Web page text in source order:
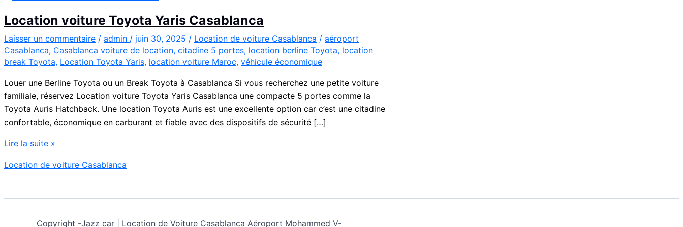
Location voiture Toyota Yaris Casablanca
Laisser un commentaire / admin / juin 30, 2025 / Location de voiture Casablanca / aéroport
Casablanca, Casablanca voiture de location, citadine 5 portes, location berline Toyota, location
break Toyota, Location Toyota Yaris, location voiture Maroc, véhicule économique
Louer une Berline Toyota ou un Break Toyota à Casablanca Si vous recherchez une petite voiture
familiale, réservez Location voiture Toyota Yaris Casablanca une compacte 5 portes comme la
Toyota Auris Hatchback. Une location Toyota Auris est une excellente option car c’est une citadine
confortable, économique en carburant et fiable avec des dispositifs de sécurité […]
Location
Toyota
Casablanca
Lire la suite »
Location de voiture Casablanca
Copyright -Jazz car | Location de Voiture Casablanca Aéroport Mohammed V-